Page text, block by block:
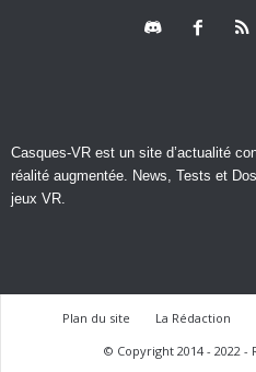
Casques-VR est un site d’actualité
réalité augmentée. News, Tests et
jeux VR.
Plan du site La Rédaction
© Copyright 2014 - 2022